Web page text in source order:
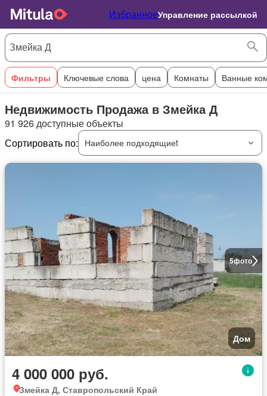
ИзбранноеУправление рассылкой
Фильтры Ключевые слова цена Комнаты Ванные
Недвижимость Продажа в Змейка Д
91 926 доступные объекты
Сортировать по:
Наиболее подходящиеt
5фото
Дом
4 000 000 руб.
Змейка Д, Ставропольский Край